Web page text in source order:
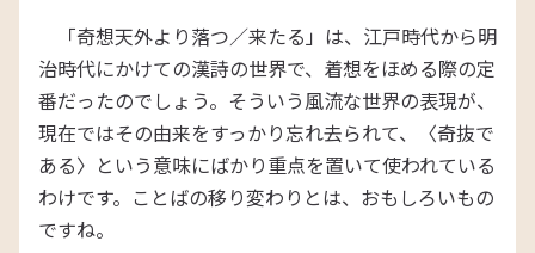
「奇想天外より落つ／来たる」は、江戸時代から明
治時代にかけての漢詩の世界で、着想をほめる際の定
番だったのでしょう。そういう風流な世界の表現が、
現在ではその由来をすっかり忘れ去られて、〈奇抜で
ある〉という意味にばかり重点を置いて使われている
わけです。ことばの移り変わりとは、おもしろいもの
ですね。